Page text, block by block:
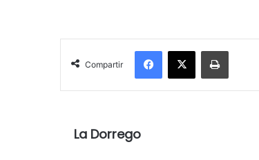
Compartir
Facebook
X Imprimir
La Dorrego